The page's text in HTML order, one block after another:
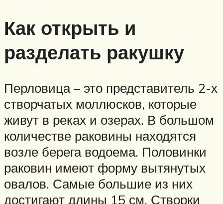
Как открыть и
разделать ракушку
Перловица – это представитель 2-х
створчатых моллюсков, которые
живут в реках и озерах. В большом
количестве раковины находятся
возле берега водоема. Половинки
раковин имеют форму вытянутых
овалов. Самые большие из них
достигают длины 15 см. Створки